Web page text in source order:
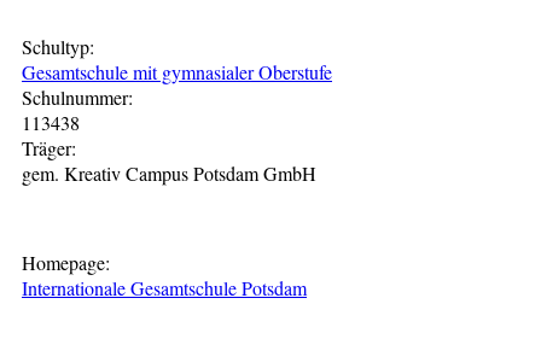
Schultyp:
Gesamtschule mit gymnasialer Oberstufe
Schulnummer:
113438
Träger:
gem. Kreativ Campus Potsdam GmbH
Homepage:
Internationale Gesamtschule Potsdam